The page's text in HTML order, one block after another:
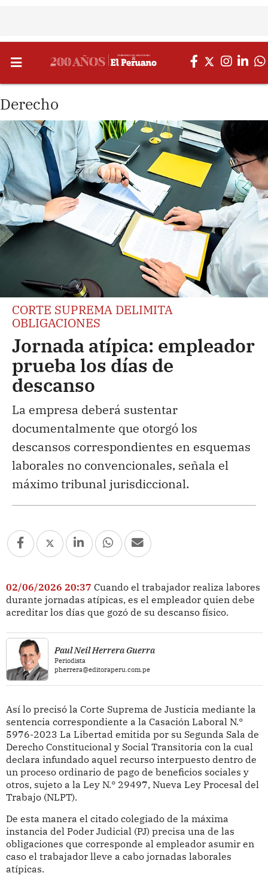
Derecho
CORTE SUPREMA DELIMITA
OBLIGACIONES
Jornada atípica: empleador
prueba los días de
descanso
La empresa deberá sustentar
documentalmente que otorgó los
descansos correspondientes en esquemas
laborales no convencionales, señala el
máximo tribunal jurisdiccional.
02/06/2026 20:37 Cuando el trabajador realiza labores
durante jornadas atípicas, es el empleador quien debe
acreditar los días que gozó de su descanso físico.
Paul Neil Herrera Guerra
Periodista
pherrera@editoraperu.com.pe
Así lo precisó la Corte Suprema de Justicia mediante la
sentencia correspondiente a la Casación Laboral N.°
5976-2023 La Libertad emitida por su Segunda Sala de
Derecho Constitucional y Social Transitoria con la cual
declara infundado aquel recurso interpuesto dentro de
un proceso ordinario de pago de beneficios sociales y
otros, sujeto a la Ley N.° 29497, Nueva Ley Procesal del
Trabajo (NLPT).
De esta manera el citado colegiado de la máxima
instancia del Poder Judicial (PJ) precisa una de las
obligaciones que corresponde al empleador asumir en
caso el trabajador lleve a cabo jornadas laborales
atípicas.